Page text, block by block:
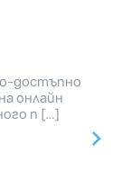
достъпно
онлайн
п […]